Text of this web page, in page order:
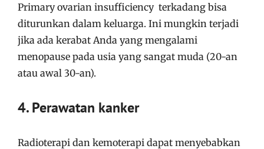
Primary ovarian insufficiency terkadang bisa
diturunkan dalam keluarga. Ini mungkin terjadi
jika ada kerabat Anda yang mengalami
menopause pada usia yang sangat muda (20-an
atau awal 30-an).
4. Perawatan kanker
Radioterapi dan kemoterapi dapat menyebabkan